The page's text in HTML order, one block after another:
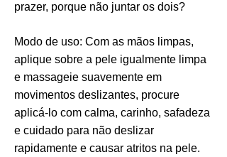
prazer, porque não juntar os dois?
Modo de uso: Com as mãos limpas,
aplique sobre a pele igualmente limpa
e massageie suavemente em
movimentos deslizantes, procure
aplicá-lo com calma, carinho, safadeza
e cuidado para não deslizar
rapidamente e causar atritos na pele.